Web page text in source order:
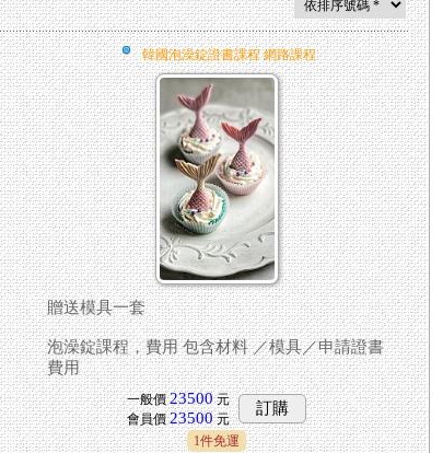
韓國泡澡錠證書課程 網路課程
贈送模具一套
泡澡錠課程，費用 包含材料 ／模具／申請證書
費用
一般價 23500元
會員價 23500元
訂購
1件免運